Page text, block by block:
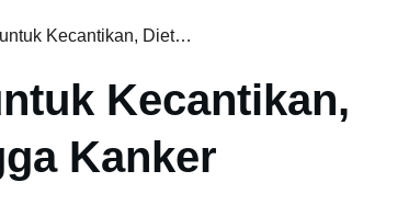
Bengkoang Bagus untuk Kecantikan, Diet, Lambung, Hingga Kanker
Kecantikan,
Kanker